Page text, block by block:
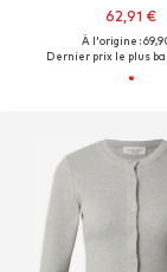
62,91 €
À l'origine :
Dernier prix le plus